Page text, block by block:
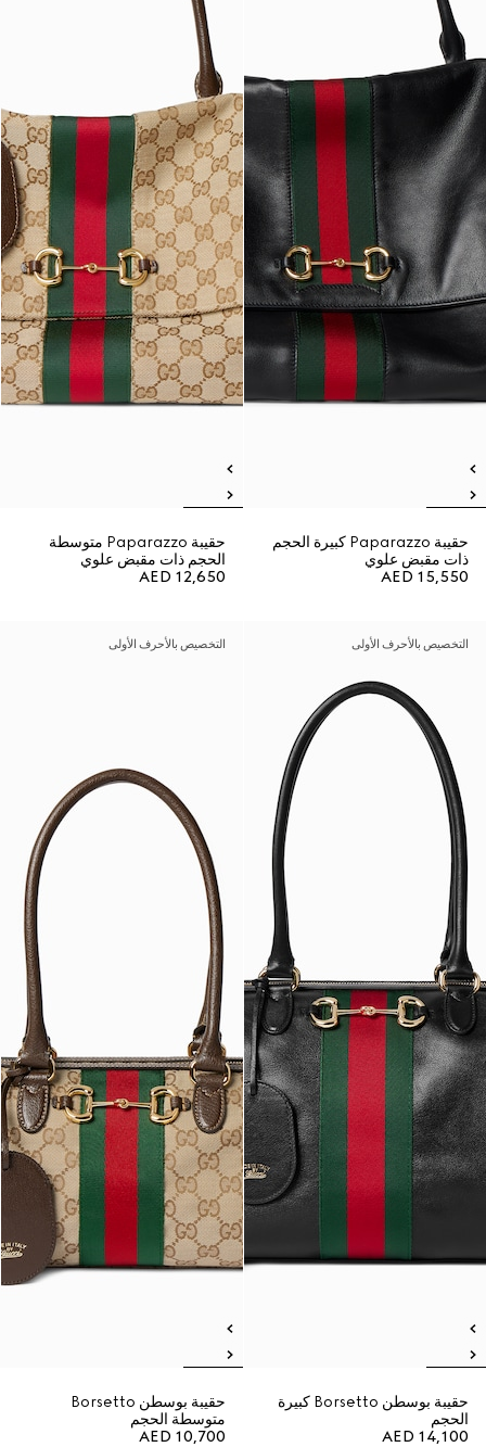
حقيبة Paparazzo كبيرة الحجم
ذات مقبض علوي
AED 15,550
حقيبة Paparazzo متوسطة
الحجم ذات مقبض علوي
AED 12,650
التخصيص بالأحرف الأولى
حقيبة بوسطن Borsetto كبيرة
الحجم
AED 14,100
التخصيص بالأحرف الأولى
حقيبة بوسطن Borsetto
متوسطة الحجم
AED 10,700